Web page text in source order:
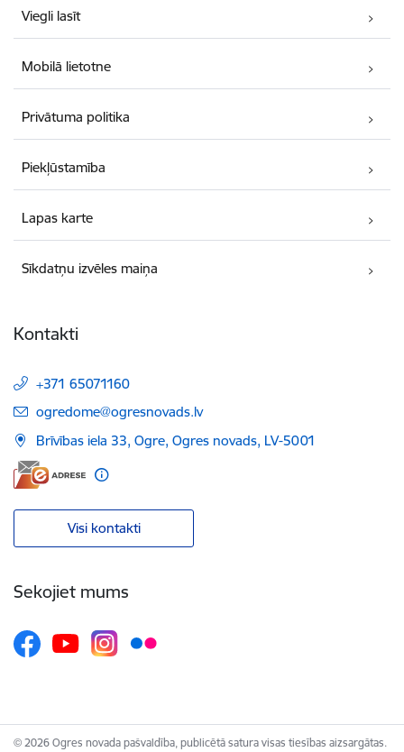
Viegli lasīt
Mobilā lietotne
Privātuma politika
Piekļūstamība
Lapas karte
Sīkdatņu izvēles maiņa
Kontakti
+371 65071160
E-pasts:
ogredome@ogresnovads.lv
Brīvības iela 33, Ogre, Ogres novads, LV-5001
Visi kontakti
Sekojiet mums
© 2026 Ogres novada pašvaldība, publicētā satura visas tiesības aizsargātas.